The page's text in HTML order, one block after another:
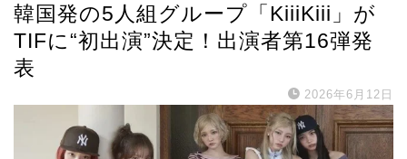
韓国発の5人組グループ「KiiiKiii」が
TIFに“初出演”決定！出演者第16弾発
表
2026年6月12日